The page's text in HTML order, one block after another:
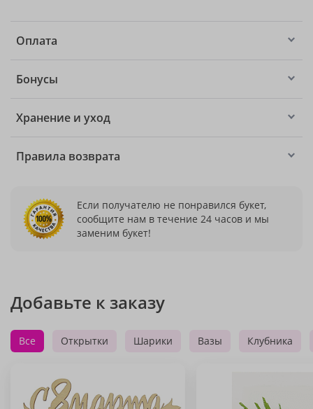
Оплата
Бонусы
Хранение и уход
Правила возврата
Если получателю не понравился букет,
сообщите нам в течение 24 часов и мы
заменим букет!
Добавьте к заказу
Все Открытки Шарики Вазы Клубника